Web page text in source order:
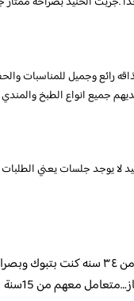
رائع وجميل للمناسبات
جميع انواع الطبخ والمندي
لا يوجد جلسات يعني
فاااخر… جاي من الرياض من ٣٤
معهم من 15سنة